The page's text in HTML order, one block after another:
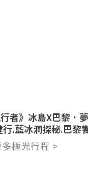
行者》冰島X巴黎．
行.藍冰洞探秘.巴黎
極光行程 >